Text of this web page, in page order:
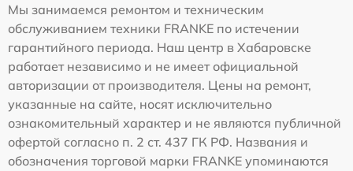
Мы занимаемся ремонтом и техническим
обслуживанием техники FRANKE по истечении
гарантийного периода. Наш центр в Хабаровске
работает независимо и не имеет официальной
авторизации от производителя. Цены на ремонт,
указанные на сайте, носят исключительно
ознакомительный характер и не являются публичной
офертой согласно п. 2 ст. 437 ГК РФ. Названия и
обозначения торговой марки FRANKE упоминаются